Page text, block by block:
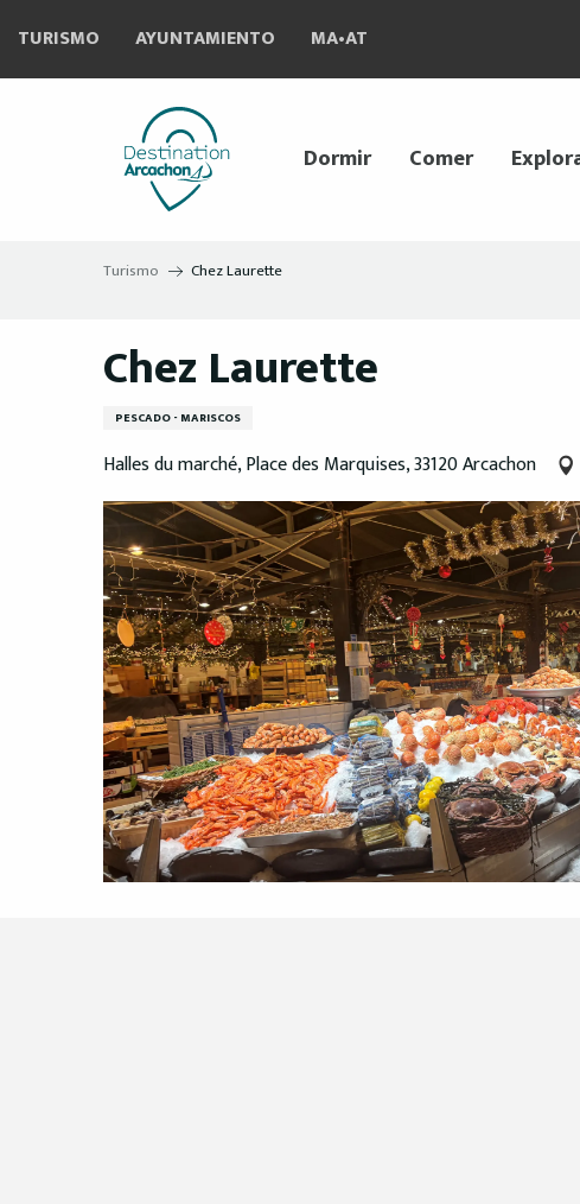
contenu
TURISMO AYUNTAMIENTO MA•AT
Dormir Comer
Turismo Chez Laurette
Chez Laurette
PESCADO - MARISCOS
Halles du marché, Place des Marquises, 33120 Arcachon